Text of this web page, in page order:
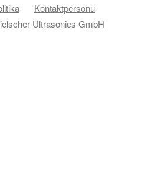
Kontaktpersonu
Ultrasonics GmbH